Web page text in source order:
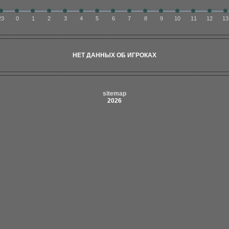
0 1 2 3 4 5 6 7 8 9 10 11 12 13
НЕТ ДАННЫХ ОБ ИГРОКАХ
sitemap
2026